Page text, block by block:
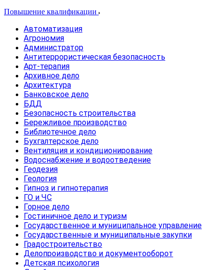
Повышение квалификации
Автоматизация
Агрономия
Администратор
Антитеррористическая безопасность
Арт-терапия
Архивное дело
Архитектура
Банковское дело
БДД
Безопасность строительства
Бережливое производство
Библиотечное дело
Бухгалтерское дело
Вентиляция и кондиционирование
Водоснабжение и водоотведение
Геодезия
Геология
Гипноз и гипнотерапия
ГО и ЧС
Горное дело
Гостиничное дело и туризм
Государственное и муниципальное управление
Государственные и муниципальные закупки
Градостроительство
Делопроизводство и документооборот
Детская психология